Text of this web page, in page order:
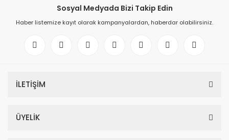
Sosyal Medyada Bizi Takip Edin
Haber listemize kayıt olarak kampanyalardan, haberdar olabilirsiniz.
İLETİŞİM
ÜYELİK